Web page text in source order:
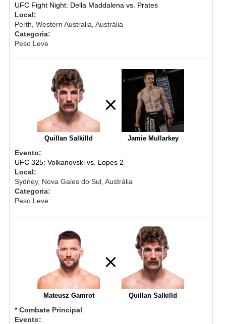
UFC Fight Night: Della Maddalena vs. Prates
Local:
Perth, Western Australia, Austrália
Categoria:
Peso Leve
Quillan Salkilld Jamie Mullarkey
Evento:
UFC 325: Volkanovski vs. Lopes 2
Local:
Sydney, Nova Gales do Sul, Austrália
Categoria:
Peso Leve
Mateusz Gamrot Quillan Salkilld
* Combate Principal
Evento: